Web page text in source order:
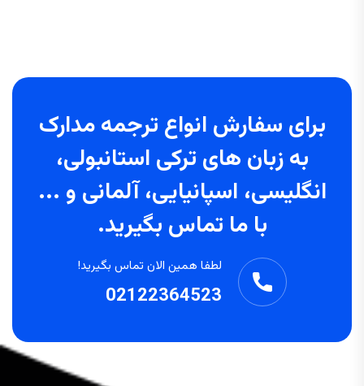
برای سفارش انواع ترجمه مدارک
به زبان های ترکی استانبولی،
انگلیسی، اسپانیایی، آلمانی و ...
با ما تماس بگیرید.
لطفا همین الان تماس بگیرید!
02122364523